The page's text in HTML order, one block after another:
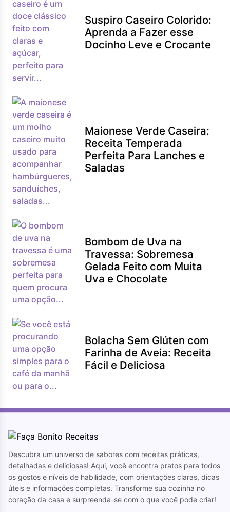
Suspiro Caseiro Colorido:
Aprenda a Fazer esse
Docinho Leve e Crocante
Maionese Verde Caseira:
Receita Temperada
Perfeita Para Lanches e
Saladas
Bombom de Uva na
Travessa: Sobremesa
Gelada Feito com Muita
Uva e Chocolate
Bolacha Sem Glúten com
Farinha de Aveia: Receita
Fácil e Deliciosa
Descubra um universo de sabores com receitas práticas,
detalhadas e deliciosas! Aqui, você encontra pratos para todos
os gostos e níveis de habilidade, com orientações claras, dicas
úteis e informações completas. Transforme sua cozinha no
coração da casa e surpreenda-se com o que você pode criar!